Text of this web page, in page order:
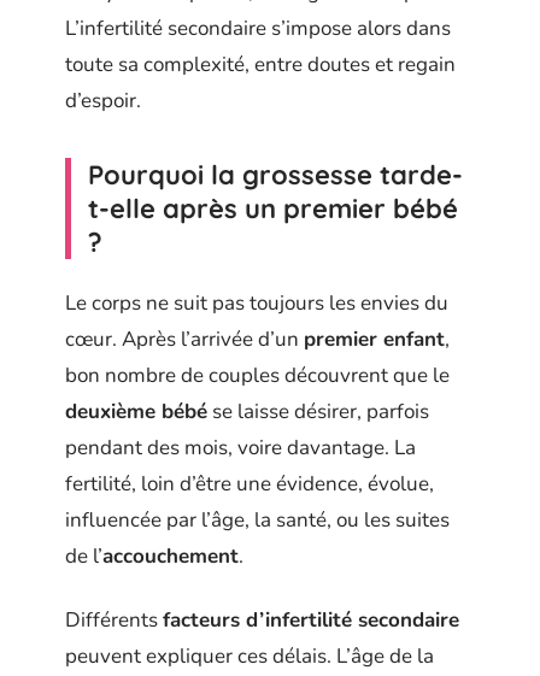
L’infertilité secondaire s’impose alors dans
toute sa complexité, entre doutes et regain
d’espoir.
Pourquoi la grossesse tarde-
t-elle après un premier bébé
?
Le corps ne suit pas toujours les envies du
cœur. Après l’arrivée d’un premier enfant,
bon nombre de couples découvrent que le
deuxième bébé se laisse désirer, parfois
pendant des mois, voire davantage. La
fertilité, loin d’être une évidence, évolue,
influencée par l’âge, la santé, ou les suites
de l’accouchement.
Différentsfacteurs d’infertilité secondaire
peuvent expliquer ces délais. L’âge de la